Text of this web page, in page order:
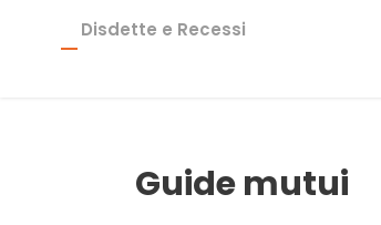
Disdette e Recessi
Guide mutui